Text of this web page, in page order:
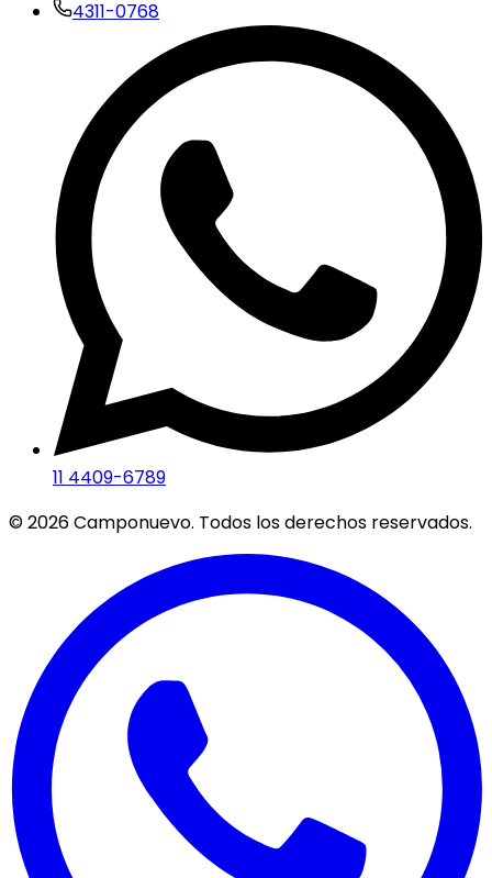
4311-0768
11 4409-6789
©2026Camponuevo. Todos los derechos reservados.